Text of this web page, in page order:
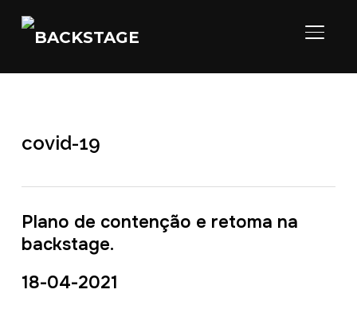
covid-19
Plano de contenção e retoma na
backstage.
18-04-2021